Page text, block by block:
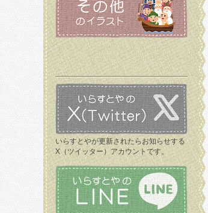
いらすとやが更新されたらお知らせする
X（ツイッター）アカウントです。